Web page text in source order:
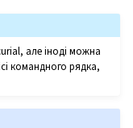
але іноді можна
командного рядка,